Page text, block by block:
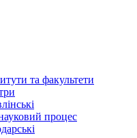
та факультети
процес